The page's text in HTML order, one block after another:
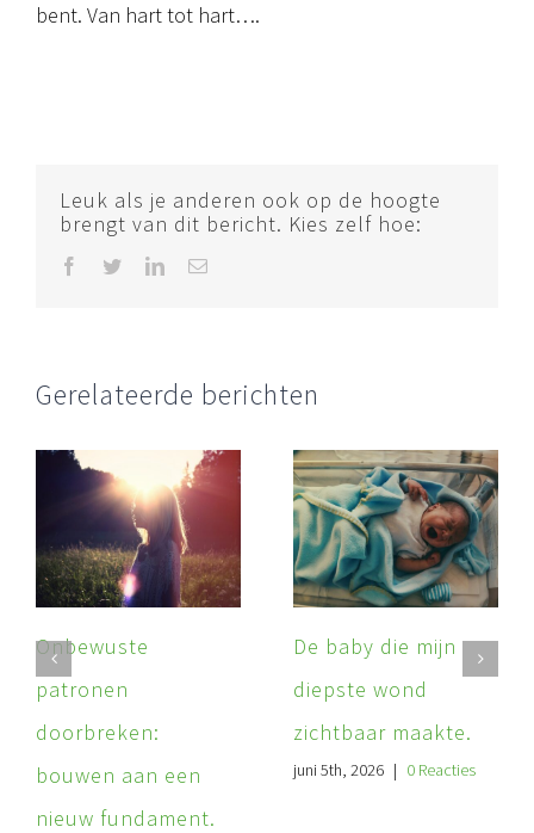
bent. Van hart tot hart….
Leuk als je anderen ook op de hoogte
brengt van dit bericht. Kies zelf hoe:
Facebook
TwitterLinkedIn
E-
Gerelateerde berichten
Onbewuste
patronen
doorbreken:
bouwen aan een
nieuw fundament.
De baby die mijn
diepste wond
zichtbaar maakte.
juni 5th, 2026 | 0 Reacties